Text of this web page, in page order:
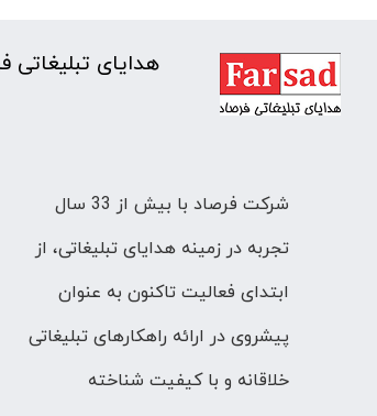
هدایای تبلیغاتی
شرکت فرصاد با بیش از 33 سال
تجربه در زمینه هدایای تبلیغاتی، از
ابتدای فعالیت تاکنون به عنوان
پیشروی در ارائه راهکارهای تبلیغاتی
خلاقانه و با کیفیت شناخته